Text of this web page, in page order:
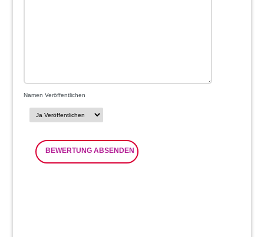
Namen Veröffentlichen
BEWERTUNG ABSENDEN